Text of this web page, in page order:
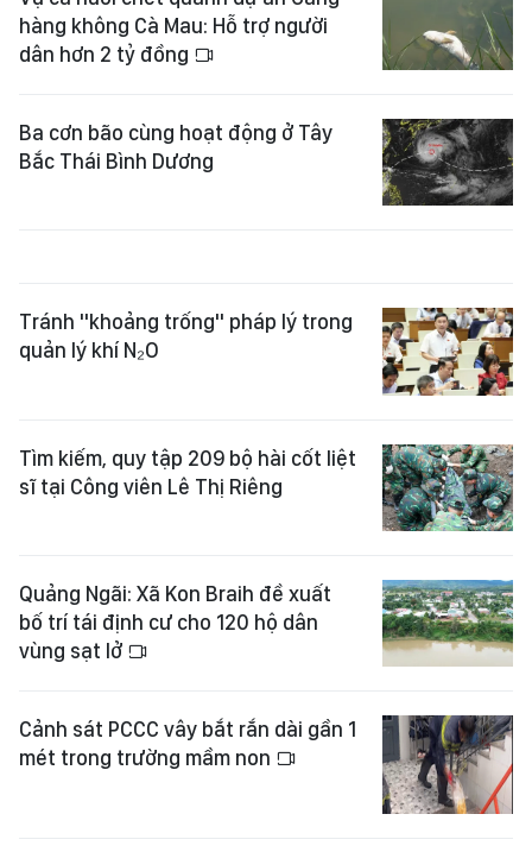
hàng không Cà Mau: Hỗ trợ người
dân hơn 2 tỷ đồng
Ba cơn bão cùng hoạt động ở Tây
Bắc Thái Bình Dương
Tránh "khoảng trống" pháp lý trong
quản lý khí N₂O
Tìm kiếm, quy tập 209 bộ hài cốt liệt
sĩ tại Công viên Lê Thị Riêng
Quảng Ngãi: Xã Kon Braih đề xuất
bố trí tái định cư cho 120 hộ dân
vùng sạt lở
Cảnh sát PCCC vây bắt rắn dài gần 1
mét trong trường mầm non